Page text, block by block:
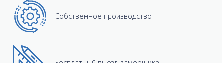
Собственное производство